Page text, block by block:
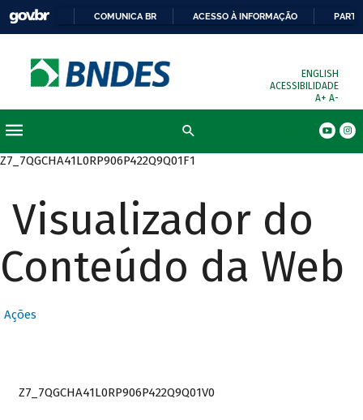
COMUNICA BR ACESSO À INFORMAÇÃO
ENGLISH
ACESSIBILIDADE
A+ A-
Z7_7QGCHA41L0RP906P422Q9Q01F1
Visualizador do
Conteúdo da Web
Ações
Z7_7QGCHA41L0RP906P422Q9Q01V0